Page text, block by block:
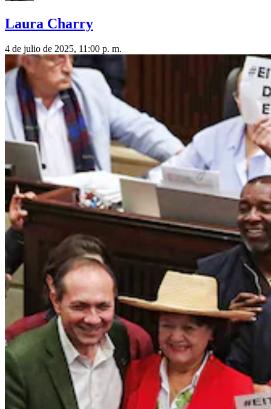
Laura Charry
4 de julio de 2025, 11:00 p. m.